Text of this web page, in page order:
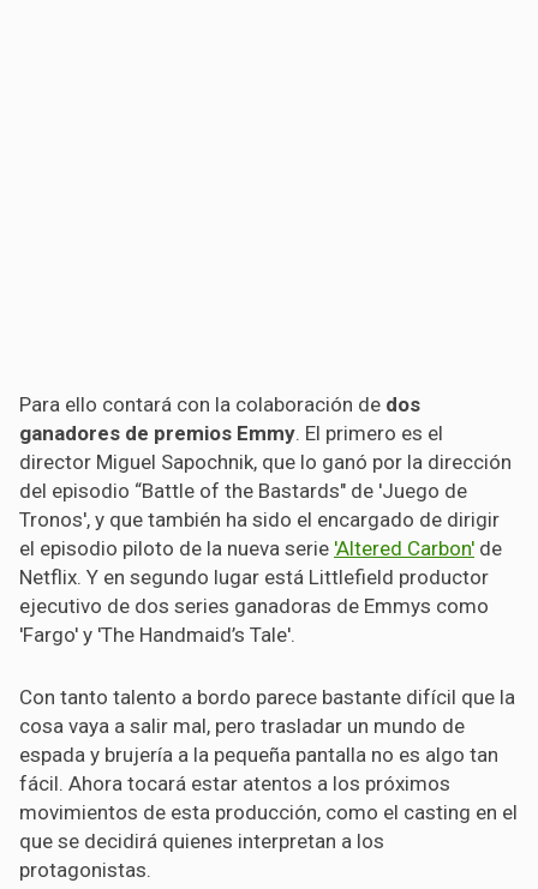
Para ello contará con la colaboración de dos
ganadores de premios Emmy. El primero es el
director Miguel Sapochnik, que lo ganó por la dirección
del episodio “Battle of the Bastards" de 'Juego de
Tronos', y que también ha sido el encargado de dirigir
el episodio piloto de la nueva serie 'Altered Carbon' de
Netflix. Y en segundo lugar está Littlefield productor
ejecutivo de dos series ganadoras de Emmys como
'Fargo' y 'The Handmaid’s Tale'.
Con tanto talento a bordo parece bastante difícil que la
cosa vaya a salir mal, pero trasladar un mundo de
espada y brujería a la pequeña pantalla no es algo tan
fácil. Ahora tocará estar atentos a los próximos
movimientos de esta producción, como el casting en el
que se decidirá quienes interpretan a los
protagonistas.